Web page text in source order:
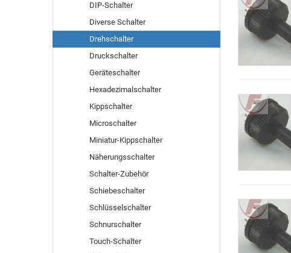
DIP-Schalter
Diverse Schalter
Drehschalter
Druckschalter
Geräteschalter
Hexadezimalschalter
Kippschalter
Microschalter
Miniatur-Kippschalter
Näherungsschalter
Schalter-Zubehör
Schiebeschalter
Schlüsselschalter
Schnurschalter
Touch-Schalter